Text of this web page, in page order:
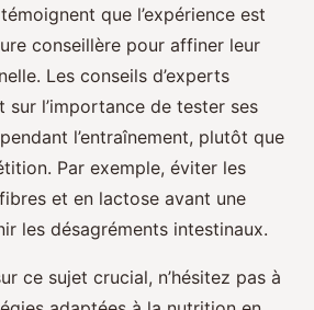
que l’expérience est
conseillère pour affiner leur
Les conseils d’experts
sur l’importance de tester ses
l’entraînement, plutôt que
Par exemple, éviter les
et en lactose avant une
les désagréments intestinaux.
ce sujet crucial, n’hésitez pas à